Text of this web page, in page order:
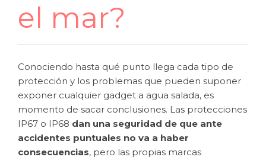
el mar?
Conociendo hasta qué punto llega cada tipo de
protección y los problemas que pueden suponer
exponer cualquier gadget a agua salada, es
momento de sacar conclusiones. Las protecciones
IP67 o IP68 dan una seguridad de que ante
accidentes puntuales no va a haber
consecuencias, pero las propias marcas